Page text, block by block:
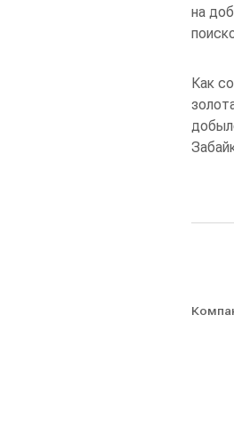
на
Как